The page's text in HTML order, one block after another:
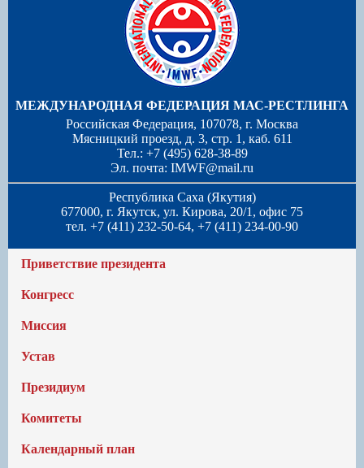
МЕЖДУНАРОДНАЯ ФЕДЕРАЦИЯ МАС-РЕСТЛИНГА
Российская Федерация, 107078, г. Москва
Мясницкий проезд, д. 3, стр. 1, каб. 611
Тел.: +7 (495) 628-38-89
Эл. почта: IMWF@mail.ru
Республика Саха (Якутия)
677000, г. Якутск, ул. Кирова, 20/1, офис 75
тел. +7 (411) 232-50-64, +7 (411) 234-00-90
Приветствие президента
Конгресс
Миссия
Устав
Президиум
Комитеты
Календарный план